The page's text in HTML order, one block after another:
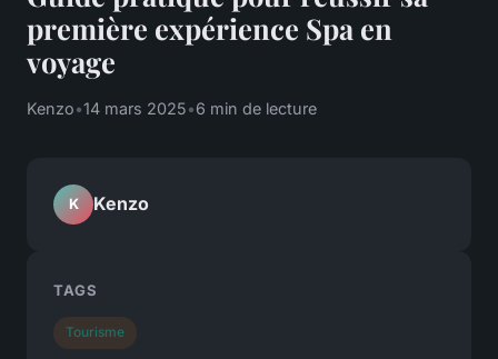
première expérience Spa en
voyage
Kenzo•14 mars 2025•6 min de lecture
K Kenzo
TAGS
Tourisme